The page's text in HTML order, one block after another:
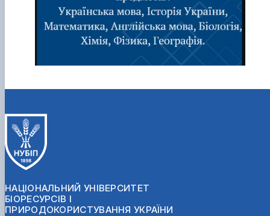
НАЦІОНАЛЬНИЙ УНІВЕРСИТЕТ
БІОРЕСУРСІВ І
ПРИРОДОКОРИСТУВАННЯ УКРАЇНИ